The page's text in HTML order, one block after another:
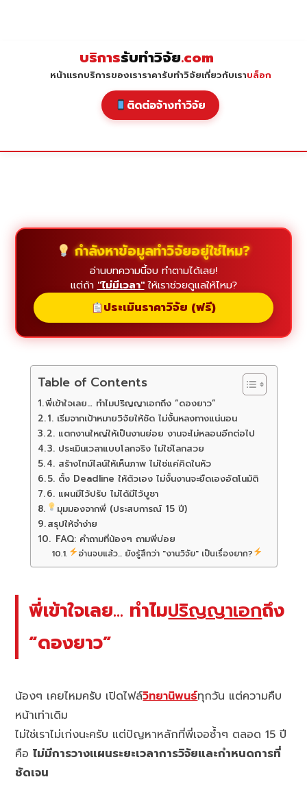
บริการรับทำวิจัย.com
หน้าแรกบริการของเราราคารับทำวิจัยเกี่ยวกับเราบล็อก
ติดต่อจ้างทำวิจัย
กำลังหาข้อมูลทำวิจัยอยู่ใช่ไหม?
อ่านบทความนี้จบ ทำตามได้เลย!
แต่ถ้า "ไม่มีเวลา"ให้เราช่วยดูแลให้ไหม?
ประเมินราคาวิจัย (ฟรี)
Table of Contents
พี่เข้าใจเลย… ทำไมปริญญาเอกถึง “ดองยาว”
1. เริ่มจากเป้าหมายวิจัยให้ชัด ไม่งั้นหลงทางแน่นอน
2. แตกงานใหญ่ให้เป็นงานย่อย งานจะไม่หลอนอีกต่อไป
3. ประเมินเวลาแบบโลกจริง ไม่ใช่โลกสวย
4. สร้างไทม์ไลน์ให้เห็นภาพ ไม่ใช่แค่คิดในหัว
5. ตั้ง Deadline ให้ตัวเอง ไม่งั้นงานจะยืดเองอัตโนมัติ
6. แผนมีไว้ปรับ ไม่ได้มีไว้บูชา
มุมมองจากพี่ (ประสบการณ์ 15 ปี)
สรุปให้จำง่าย
FAQ: คำถามที่น้องๆ ถามพี่บ่อย
อ่านจบแล้ว... ยังรู้สึกว่า "งานวิจัย" เป็นเรื่องยาก?
พี่เข้าใจเลย… ทำไมปริญญาเอกถึง
“ดองยาว”
น้องๆ เคยไหมครับ เปิดไฟล์วิทยานิพนธ์ทุกวัน แต่ความคืบ
หน้าเท่าเดิม
ไม่ใช่เราไม่เก่งนะครับ แต่ปัญหาหลักที่พี่เจอซ้ำๆ ตลอด 15 ปี
คือไม่มีการวางแผนระยะเวลาการวิจัยและกำหนดการที่
ชัดเจน